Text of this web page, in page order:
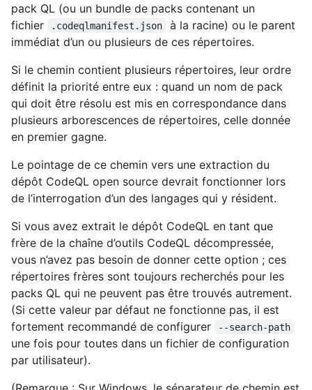
pack QL (ou un bundle de packs contenant un
fichier
.codeqlmanifest.json
à la racine) ou le parent
immédiat d’un ou plusieurs de ces répertoires.
Si le chemin contient plusieurs répertoires, leur ordre
définit la priorité entre eux : quand un nom de pack
qui doit être résolu est mis en correspondance dans
plusieurs arborescences de répertoires, celle donnée
en premier gagne.
Le pointage de ce chemin vers une extraction du
dépôt CodeQL open source devrait fonctionner lors
de l’interrogation d’un des langages qui y résident.
Si vous avez extrait le dépôt CodeQL en tant que
frère de la chaîne d’outils CodeQL décompressée,
vous n’avez pas besoin de donner cette option ; ces
répertoires frères sont toujours recherchés pour les
packs QL qui ne peuvent pas être trouvés autrement.
(Si cette valeur par défaut ne fonctionne pas, il est
fortement recommandé de configurer
--search-path
une fois pour toutes dans un fichier de configuration
par utilisateur).